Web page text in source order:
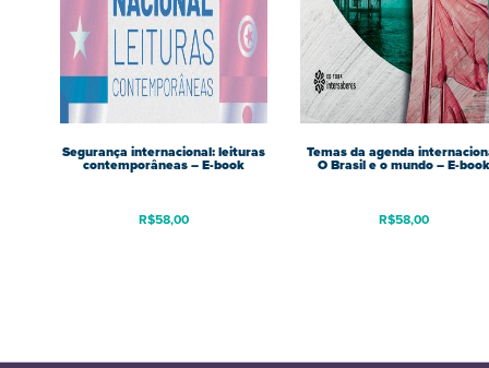
Segurança internacional: leituras
contemporâneas – E-book
R$58,00
Temas da agenda
O Brasil e o mundo – E-book
R$58,00